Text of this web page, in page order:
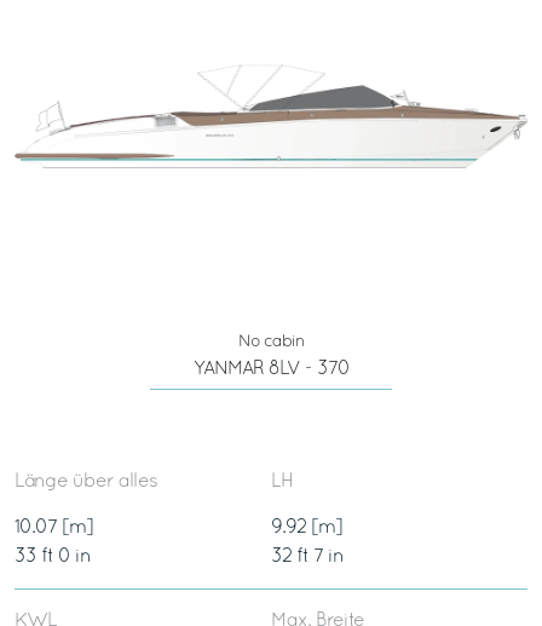
No cabin
YANMAR 8LV - 370
Länge über alles
10.07 [m]
33 ft 0 in
LH
9.92 [m]
32 ft 7 in
KWL Max. Breite